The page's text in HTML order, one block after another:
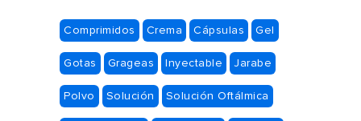
Comprimidos Crema Cápsulas Gel
Gotas Grageas Inyectable Jarabe
Polvo Solución Solución Oftálmica